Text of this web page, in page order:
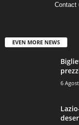
Contact
EVEN MORE NEWS
6